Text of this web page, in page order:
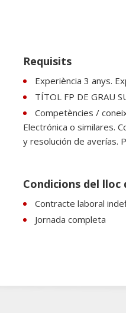
Requisits
Experiència 3 anys.
TÍTOL FP DE GRAU
Competències /
Electrónica o similares.
y resolución de averías.
Condicions del
Contracte laboral
Jornada completa